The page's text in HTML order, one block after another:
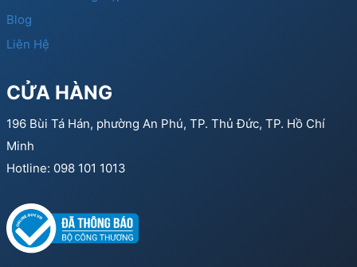
Blog
Liên Hệ
CỬA HÀNG
196 Bùi Tá Hán, phường An Phú, TP. Thủ Đức, TP. Hồ Chí
Minh
Hotline: 098 101 1013